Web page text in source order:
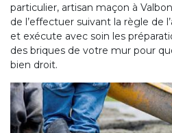
particulier, artisan maçon à
de l’effectuer suivant la règle de
et exécute avec soin les
des briques de votre mur pour
bien droit.